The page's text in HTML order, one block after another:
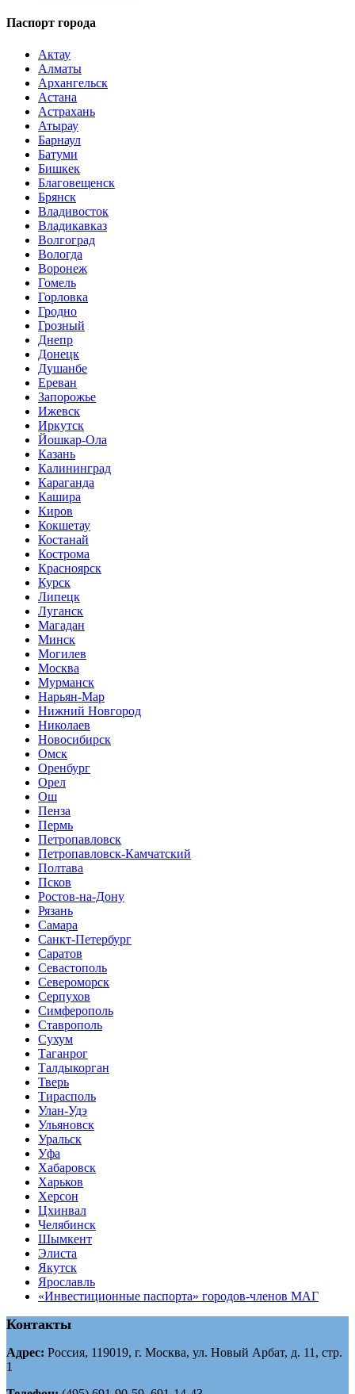
Паспорт города
Актау
Алматы
Архангельск
Астана
Астрахань
Атырау
Барнаул
Батуми
Бишкек
Благовещенск
Брянск
Владивосток
Владикавказ
Волгоград
Вологда
Воронеж
Гомель
Горловка
Гродно
Грозный
Днепр
Донецк
Душанбе
Ереван
Запорожье
Ижевск
Иркутск
Йошкар-Ола
Казань
Калининград
Караганда
Кашира
Киров
Кокшетау
Костанай
Кострома
Красноярск
Курск
Липецк
Луганск
Магадан
Минск
Могилев
Москва
Мурманск
Нарьян-Мар
Нижний Новгород
Николаев
Новосибирск
Омск
Оренбург
Орел
Ош
Пенза
Пермь
Петропавловск
Петропавловск-Камчатский
Полтава
Псков
Ростов-на-Дону
Рязань
Самара
Санкт-Петербург
Саратов
Севастополь
Североморск
Серпухов
Симферополь
Ставрополь
Сухум
Таганрог
Tалдыкорган
Тверь
Тирасполь
Улан-Удэ
Ульяновск
Уральск
Уфа
Хабаровск
Харьков
Херсон
Цхинвал
Челябинск
Шымкент
Элиста
Якутск
Ярославль
«Инвестиционные паспорта» городов-членов МАГ
Контакты
Адрес: Россия, 119019, г. Москва, ул. Новый Арбат, д. 11, стр.
1